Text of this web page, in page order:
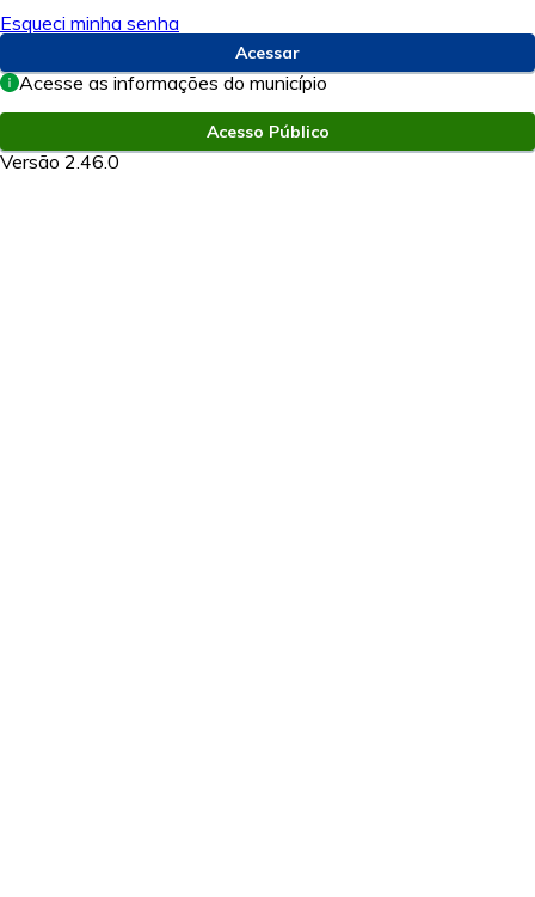
Esqueci minha senha
Acessar
Acesse as informações do município
Acesso Público
Versão 2.46.0